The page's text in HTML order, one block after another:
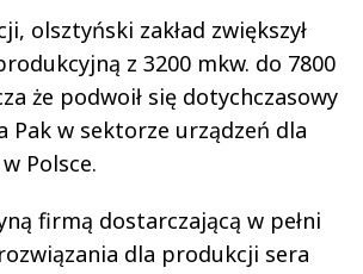
olsztyński zakład zwiększył
z 3200 mkw. do 7800
że podwoił się dotychczasowy
Pak w sektorze urządzeń dla
Polsce.
firmą dostarczającą w pełni
dla produkcji sera